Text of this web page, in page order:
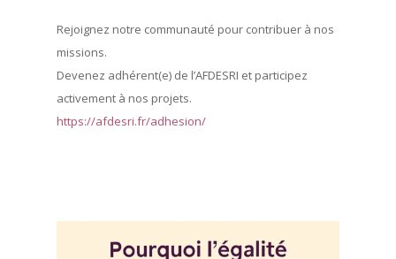
Rejoignez notre communauté pour contribuer à nos
missions.
Devenez adhérent(e) de l’AFDESRI et participez
activement à nos projets.
https://afdesri.fr/adhesion/